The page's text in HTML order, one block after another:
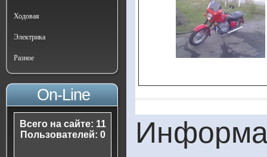
Ходовая
Электрика
Разное
On-Line
Всего на сайте: 11
Пользователей: 0